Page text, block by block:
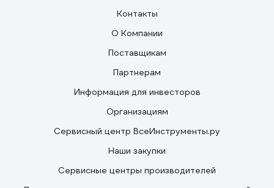
Контакты
О Компании
Поставщикам
Партнерам
Информация для инвесторов
Организациям
Сервисный центр ВсеИнструменты.ру
Наши закупки
Сервисные центры производителей